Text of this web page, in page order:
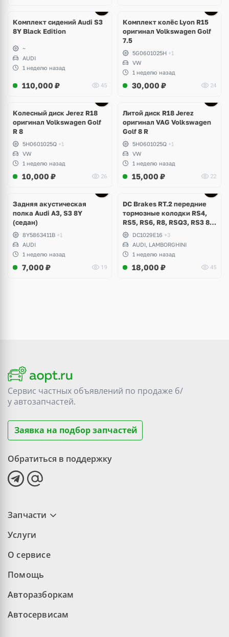
Комплект сидений Audi S3
8Y Black Edition
~
AUDI
1 неделю назад
110,000 ₽ 45
Комплект колёс Lyon R15
оригинал Volkswagen Golf
7.5
5G0601025H +1
VW
1 неделю назад
30,000 ₽ 24
Колесный диск Jerez R18
оригинал Volkswagen Golf
R 8
5H0601025Q +1
VW
1 неделю назад
10,000 ₽ 26
Литой диск R18 Jerez
оригинал VAG Volkswagen
Golf 8 R
5H0601025Q +1
VW
1 неделю назад
15,000 ₽ 22
Задняя акустическая
полка Audi A3, S3 8Y
(седан)
8Y5863411B +1
AUDI
1 неделю назад
7,000 ₽ 19
DC Brakes RT.2 передние
тормозные колодки RS4,
RS5, RS6, R8, RSQ3, RS3 8V
(комплект 8 шт)
DC1029E16 +3
AUDI, LAMBORGHINI
1 неделю назад
18,000 ₽ 45
Сервис частных объявлений по продаже б/
уавтозапчастей.
Заявка на подбор запчастей
Обратиться в поддержку
Запчасти
Услуги
О сервисе
Помощь
Авторазборкам
Автосервисам